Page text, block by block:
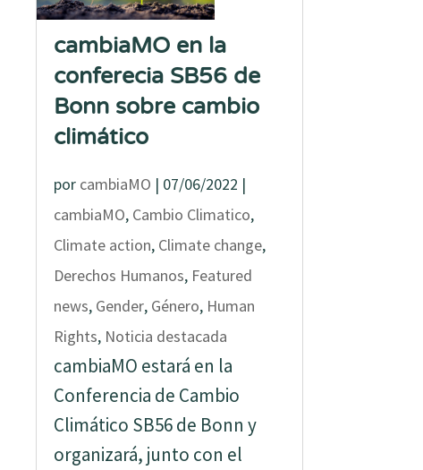
cambiaMO en la
conferecia SB56 de
Bonn sobre cambio
climático
por cambiaMO | 07/06/2022 |
cambiaMO, Cambio Climatico,
Climate action, Climate change,
Derechos Humanos, Featured
news, Gender, Género, Human
Rights, Noticia destacada
cambiaMO estará en la
Conferencia de Cambio
Climático SB56 de Bonn y
organizará, junto con el